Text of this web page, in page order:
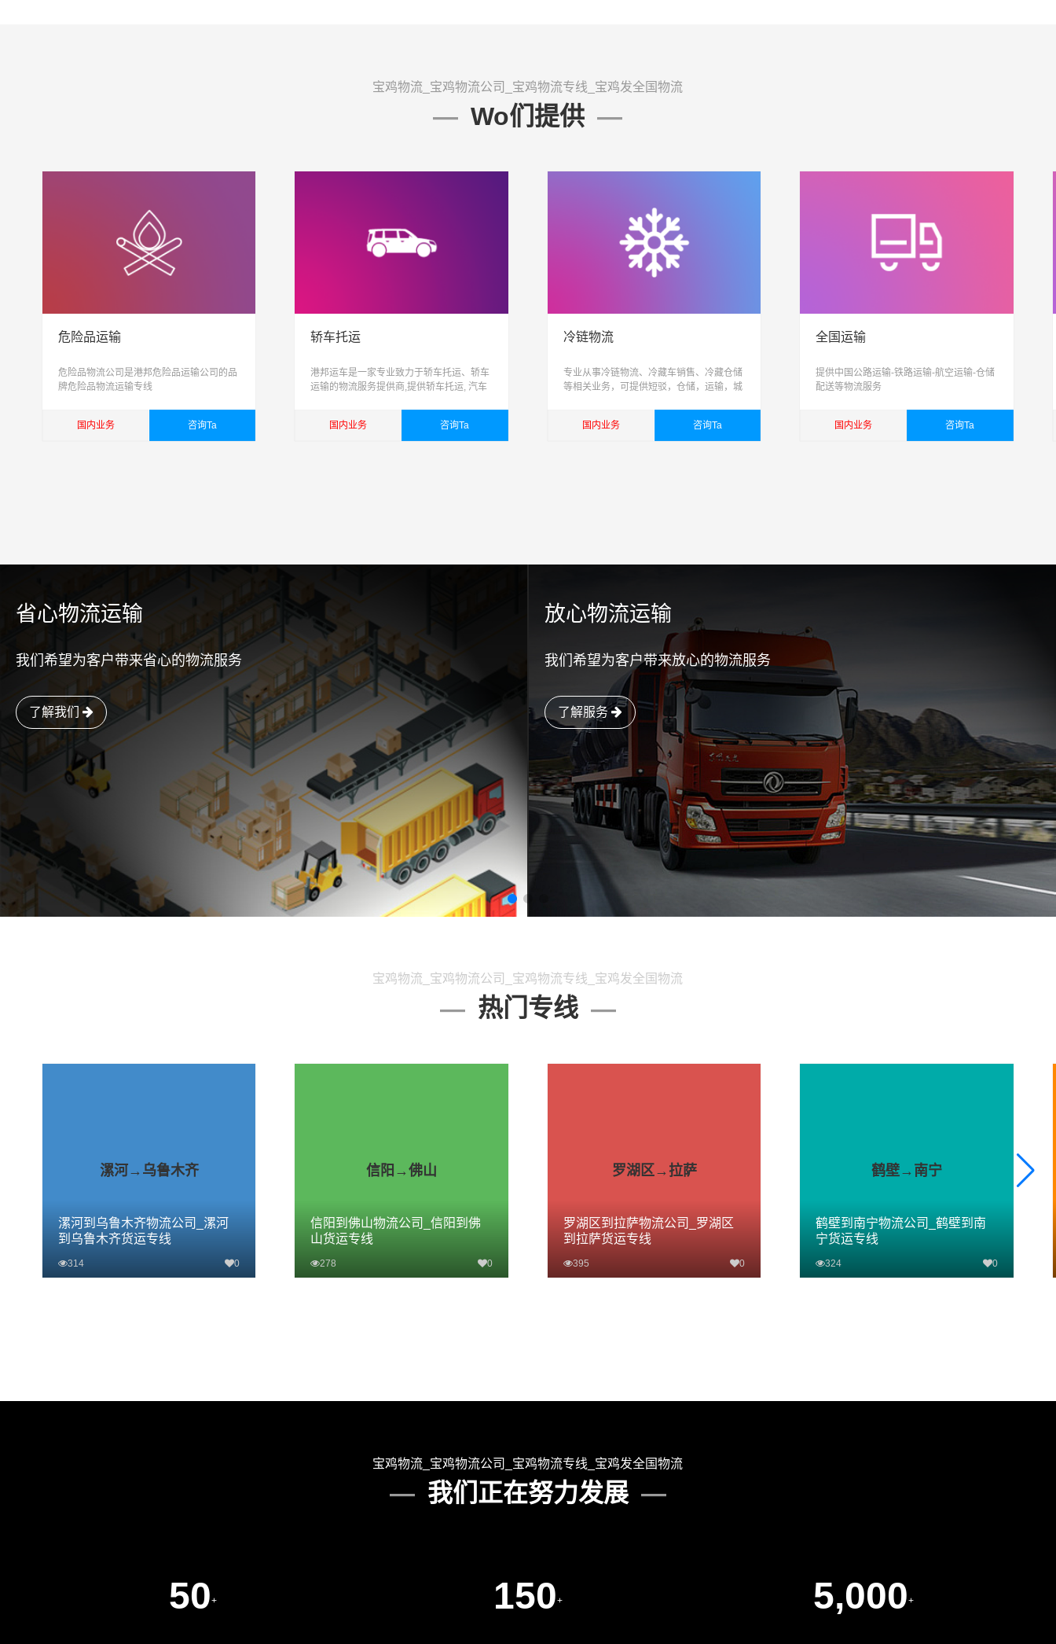
宝鸡物流_宝鸡物流公司_宝鸡物流专线_宝鸡发全国物流
Wo们提供
危险品运输
危险品物流公司是港邦危险品运输公司的品
牌危险品物流运输专线
国内业务 咨询Ta
轿车托运
港邦运车是一家专业致力于轿车托运、轿车
运输的物流服务提供商,提供轿车托运, 汽车
国内业务 咨询Ta
冷链物流
专业从事冷链物流、冷藏车销售、冷藏仓储
等相关业务，可提供短驳，仓储，运输，城
国内业务 咨询Ta
全国运输
提供中国公路运输-铁路运输-航空运输-仓储
配送等物流服务
国内业务 咨询Ta
省心物流运输
我们希望为客户带来省心的物流服务
了解我们
放心物流运输
我们希望为客户带来放心的物流服务
了解服务
宝鸡物流_宝鸡物流公司_宝鸡物流专线_宝鸡发全国物流
热门专线
漯河→乌鲁木齐
漯河到乌鲁木齐物流公司_漯河
到乌鲁木齐货运专线
314 0
信阳→佛山
信阳到佛山物流公司_信阳到佛
山货运专线
278 0
罗湖区→拉萨
罗湖区到拉萨物流公司_罗湖区
到拉萨货运专线
395 0
鹤壁→南宁
鹤壁到南宁物流公司_鹤壁到南
宁货运专线
324 0
宝鸡物流_宝鸡物流公司_宝鸡物流专线_宝鸡发全国物流
我们正在努力发展
50+ 150+ 5,000+